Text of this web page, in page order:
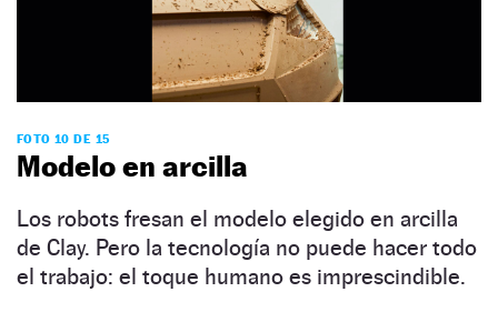
FOTO 10 DE 15
Modelo en arcilla
Los robots fresan el modelo elegido en arcilla
de Clay. Pero la tecnología no puede hacer todo
el trabajo: el toque humano es imprescindible.